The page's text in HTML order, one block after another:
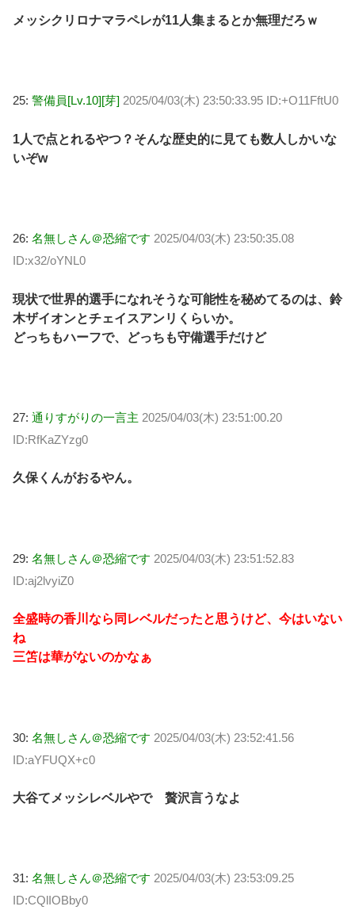
メッシクリロナマラペレが11人集まるとか無理だろｗ
25: 警備員[Lv.10][芽] 2025/04/03(木) 23:50:33.95 ID:+O11FftU0
1人で点とれるやつ？そんな歴史的に見ても数人しかいな
いぞw
26: 名無しさん＠恐縮です 2025/04/03(木) 23:50:35.08
ID:x32/oYNL0
現状で世界的選手になれそうな可能性を秘めてるのは、鈴
木ザイオンとチェイスアンリくらいか。
どっちもハーフで、どっちも守備選手だけど
27: 通りすがりの一言主 2025/04/03(木) 23:51:00.20
ID:RfKaZYzg0
久保くんがおるやん。
29: 名無しさん＠恐縮です 2025/04/03(木) 23:51:52.83
ID:aj2lvyiZ0
全盛時の香川なら同レベルだったと思うけど、今はいない
ね
三笘は華がないのかなぁ
30: 名無しさん＠恐縮です 2025/04/03(木) 23:52:41.56
ID:aYFUQX+c0
大谷てメッシレベルやで 贅沢言うなよ
31: 名無しさん＠恐縮です 2025/04/03(木) 23:53:09.25
ID:CQlIOBby0